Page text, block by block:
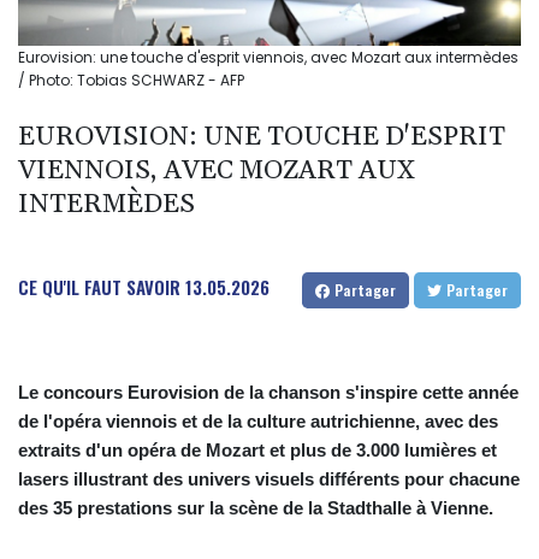
Eurovision: une touche d'esprit viennois, avec Mozart aux intermèdes
/ Photo: Tobias SCHWARZ - AFP
EUROVISION: UNE TOUCHE D'ESPRIT
VIENNOIS, AVEC MOZART AUX
INTERMÈDES
CE QU'IL FAUT SAVOIR 13.05.2026 Partager Partager
Le concours Eurovision de la chanson s'inspire cette année
de l'opéra viennois et de la culture autrichienne, avec des
extraits d'un opéra de Mozart et plus de 3.000 lumières et
lasers illustrant des univers visuels différents pour chacune
des 35 prestations sur la scène de la Stadthalle à Vienne.